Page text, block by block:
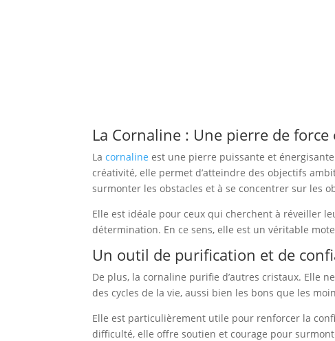
La Cornaline : Une pierre de
Lacornaline est une pierre puissante et
créativité, elle permet d’atteindre des objectifs
surmonter les obstacles et à se concentrer sur les
Elle est idéale pour ceux qui cherchent à réveiller
détermination. En ce sens, elle est un véritable
Un outil de purification et de
De plus, la cornaline purifie d’autres cristaux. Elle
des cycles de la vie, aussi bien les bons que les
Elle est particulièrement utile pour renforcer la
difficulté, elle offre soutien et courage pour